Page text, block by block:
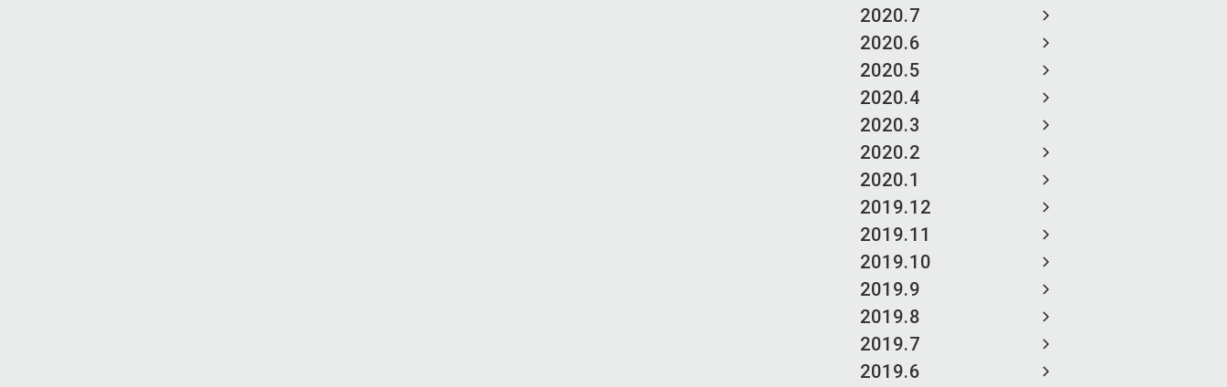
2020.7
2020.6
2020.5
2020.4
2020.3
2020.2
2020.1
2019.12
2019.11
2019.10
2019.9
2019.8
2019.7
2019.6